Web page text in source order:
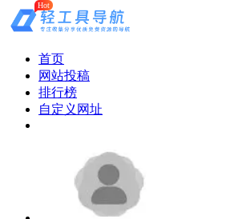
首页
网站投稿
排行榜
Hot
自定义网址